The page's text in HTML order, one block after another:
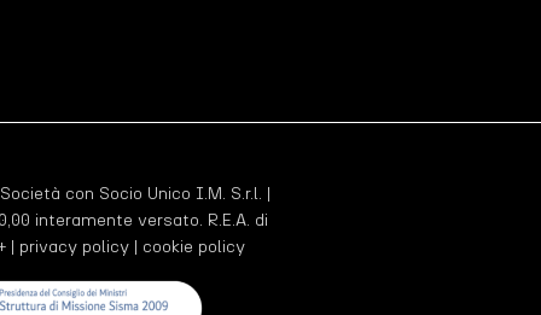
con Socio Unico I.M. S.r.l. |
interamente versato. R.E.A. di
| privacy policy| cookie policy